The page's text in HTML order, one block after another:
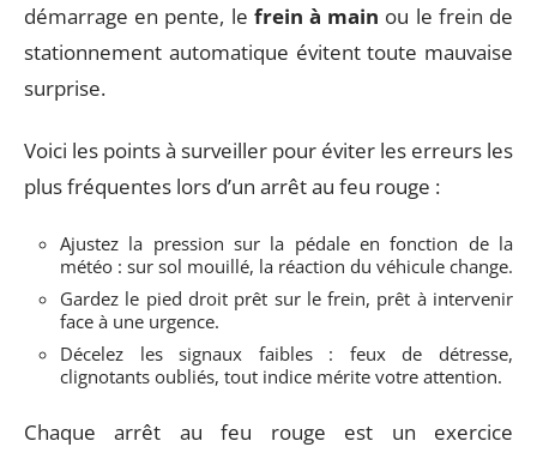
démarrage en pente, le frein à main ou le frein de
stationnement automatique évitent toute mauvaise
surprise.
Voici les points à surveiller pour éviter les erreurs les
plus fréquentes lors d’un arrêt au feu rouge :
Ajustez la pression sur la pédale en fonction de la
météo : sur sol mouillé, la réaction du véhicule change.
Gardez le pied droit prêt sur le frein, prêt à intervenir
face à une urgence.
Décelez les signaux faibles : feux de détresse,
clignotants oubliés, tout indice mérite votre attention.
Chaque arrêt au feu rouge est un exercice